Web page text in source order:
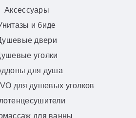
Аксессуары
и биде
двери
уголки
для душа
для душевых уголков
для ванны